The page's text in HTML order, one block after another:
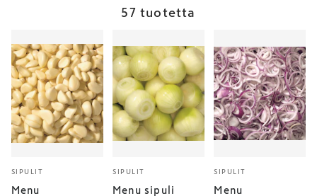
57 tuotetta
SIPULIT
Menu
SIPULIT
Menu sipuli
SIPULIT
Menu